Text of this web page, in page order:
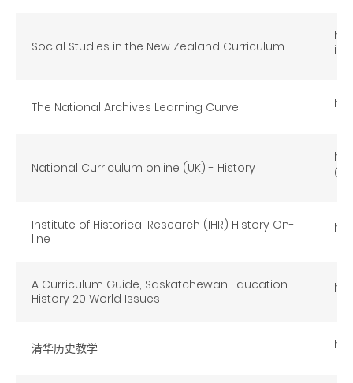
Social Studies in the New Zealand Curriculum
The National Archives Learning Curve
National Curriculum online (UK) - History
Institute of Historical Research (IHR) History On-
line
A Curriculum Guide, Saskatchewan Education -
History 20 World Issues
清华历史教学